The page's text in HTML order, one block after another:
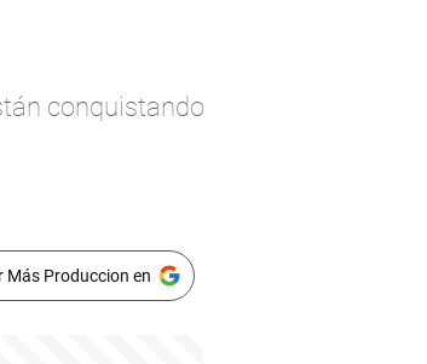
conquistando
Más Produccion en